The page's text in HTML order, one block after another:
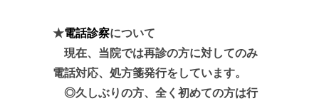
★電話診察について
現在、当院では再診の方に対してのみ
電話対応、処方箋発行をしています。
◎久しぶりの方、全く初めての方は行